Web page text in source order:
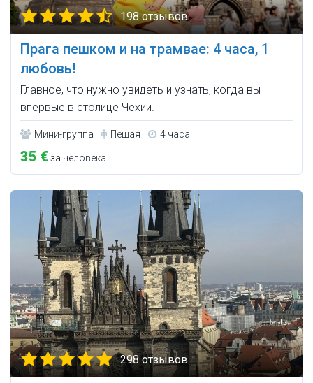
198 отзывов
Прага пешком и на трамвае: 4 часа, 1
любовь!
Главное, что нужно увидеть и узнать, когда вы
впервые в столице Чехии.
Мини-группа Пешая 4 часа
35 €за человека
298 отзывов